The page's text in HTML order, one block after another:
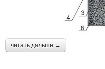
читать дальше →